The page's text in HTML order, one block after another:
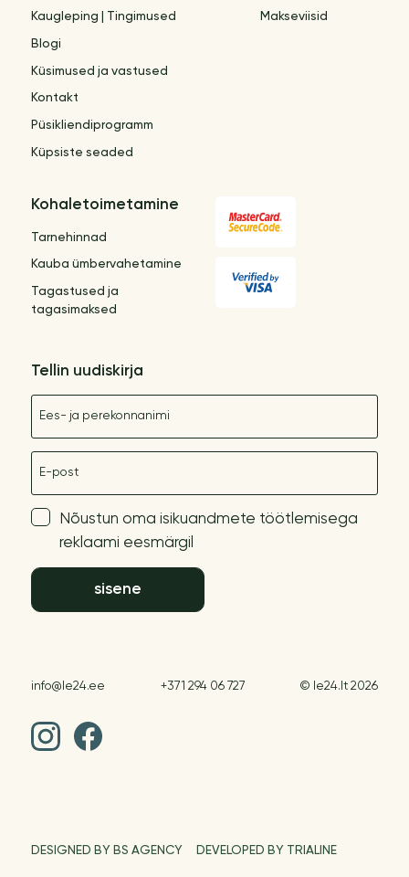
Kaugleping | Tingimused
Blogi
Küsimused ja vastused
Kontakt
Püsikliendiprogramm
Küpsiste seaded
Makseviisid
Kohaletoimetamine
Tarnehinnad
Kauba ümbervahetamine
Tagastused ja
tagasimaksed
Tellin uudiskirja
Nõustun oma isikuandmete töötlemisega
reklaami eesmärgil
sisene
info@le24.ee +371 294 06 727 © le24.lt 2026
DESIGNED BY BS AGENCY DEVELOPED BY TRIALINE